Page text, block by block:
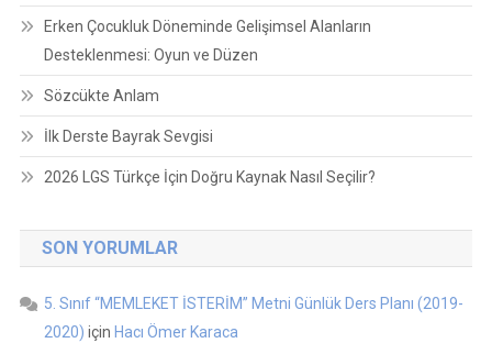
Erken Çocukluk Döneminde Gelişimsel Alanların
Desteklenmesi: Oyun ve Düzen
Sözcükte Anlam
İlk Derste Bayrak Sevgisi
2026 LGS Türkçe İçin Doğru Kaynak Nasıl Seçilir?
SON YORUMLAR
5. Sınıf “MEMLEKET İSTERİM” Metni Günlük Ders Planı (2019-
2020) için Hacı Ömer Karaca